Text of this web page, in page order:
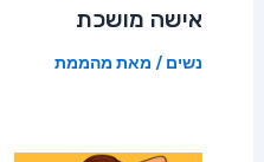
אישה מושכת
נשים / מאת מהממת